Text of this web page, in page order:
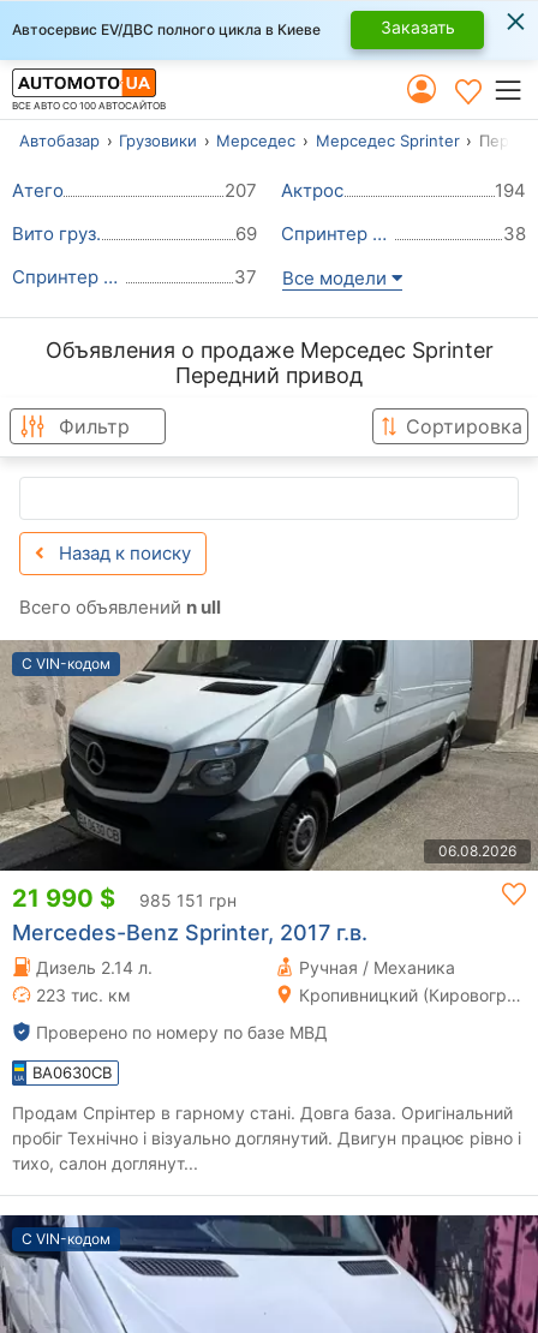
Автосервис EV/ДВС полного цикла в Киеве Заказать ×
ВСЕ АВТО СО 100 АВТОСАЙТОВ
Автобазар Грузовики Мерседес Мерседес Sprinter
Атего 207 Актрос
194
Вито груз.
69 Спринтер 316 груз.
38
Спринтер 313 груз.
37 Все модели
Объявления о продаже Мерседес Sprinter
Передний привод
Фильтр Сортировка
Назад к поиску
Всего объявлений n ull
С VIN-кодом
06.08.2026
21 990 $ 985 151 грн
Mercedes-Benz Sprinter, 2017 г.в.
Дизель 2.14 л.
Ручная / Механика
223 тис. км
Кропивницкий (Кировоград)
Проверено по номеру по базе МВД
BA0630CB
Продам Спрінтер в гарному стані. Довга база. Оригінальний
пробіг Технічно і візуально доглянутий. Двигун працює рівно і
тихо, салон доглянут...
С VIN-кодом